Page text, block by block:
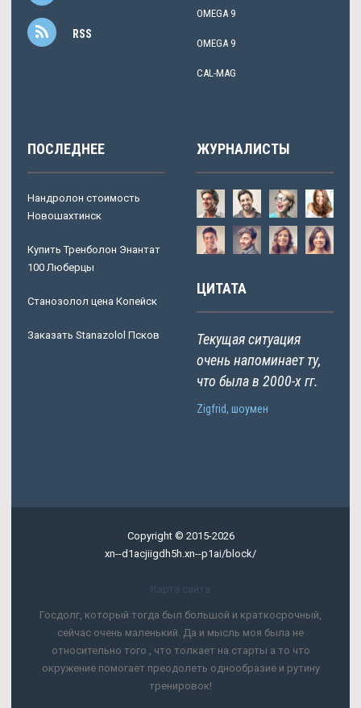
RSS
OMEGA 9
OMEGA 9
CAL-MAG
ПОСЛЕДНЕЕ
Нандролон стоимость
Новошахтинск
Купить Тренболон Энантат
100 Люберцы
Станозолол цена Копейск
Заказать Stanazolol Псков
ЖУРНАЛИСТЫ
ЦИТАТА
Текущая ситуация
очень напоминает ту,
что была в 2000-х гг.
Zigfrid, шоумен
Copyright © 2015-2026
xn--d1acjiigdh5h.xn--p1ai/block/
Карта сайта
Госдолг, который тогда был большой и краткосрочный,
сейчас очень маленький. Да и мысль моя была не
относительно того , что толкает на старты а то что
окружение помогает преодолеть однообразие и рутину
тренировок!